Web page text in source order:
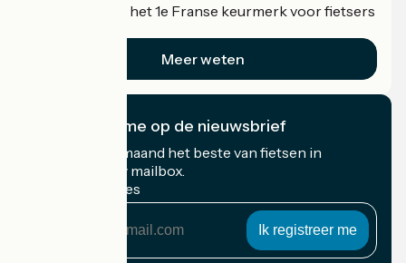
Accueil Vélo is het 1e Franse keurmerk voor fietsers
Meer weten
Ik abonneer me op de nieuwsbrief
Ontvang elke maand het beste van fietsen in
Frankrijk in uw mailbox.
Mijn e-mailadres